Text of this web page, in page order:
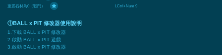
重置石材為0（戰鬥）
LCtrl+Num 9
①BALL x PIT 修改器使用說明
1.下載 BALL x PIT 修改器
2.啟動 BALL x PIT 遊戲
3.啟動 BALL x PIT 修改器